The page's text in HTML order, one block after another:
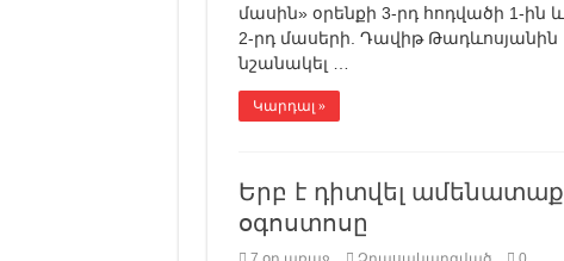
մասին» օրենքի 3-րդ հոդվածի 1-ին և
2-րդ մասերի. Դավիթ Թադևոսյանին
նշանակել …
Կարդալ »
Երբ է դիտվել ամենատաք
օգոստոսը